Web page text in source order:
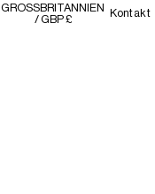
GROSSBRITANNIEN
/ GBP £
Kontakt